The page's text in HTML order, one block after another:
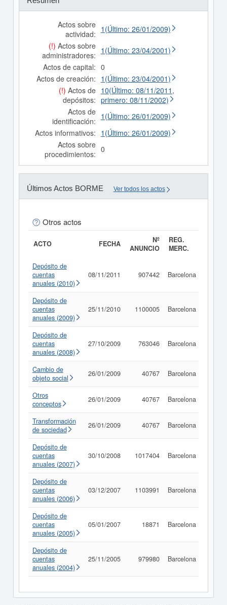
Actos sobre
actividad: 1(Último: 26/01/2009)
(!) Actos sobre
administradores: 1(Último: 23/04/2001)
Actos de capital: 0
Actos de creación: 1(Último: 23/04/2001)
(!) Actos de
depósitos:
10(Último: 08/11/2011,
primero: 08/11/2002)
Actos de
identificación: 1(Último: 26/01/2009)
Actos informativos: 1(Último: 26/01/2009)
Actos sobre
procedimientos: 0
Últimos Actos BORME Ver todos los actos
Otros actos
ACTO FECHA
Nº
ANUNCIO
REG.
MERC.
Depósito de
cuentas
anuales (2010)
08/11/2011 907442 Barcelona
Depósito de
cuentas
anuales (2009)
25/11/2010 1100005 Barcelona
Depósito de
cuentas
anuales (2008)
27/10/2009 763046 Barcelona
Cambio de
objeto social
26/01/2009 40767 Barcelona
Otros
conceptos
26/01/2009 40767 Barcelona
Transformación
de sociedad
26/01/2009 40767 Barcelona
Depósito de
cuentas
anuales (2007)
30/10/2008 1017404 Barcelona
Depósito de
cuentas
anuales (2006)
03/12/2007 1103991 Barcelona
Depósito de
cuentas
anuales (2005)
05/01/2007 18871 Barcelona
Depósito de
cuentas
anuales (2004)
25/11/2005 979980 Barcelona